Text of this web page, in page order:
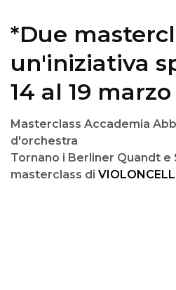
*Due
un'iniziativa
14 al 19
Masterclass Accademia
d'orchestra
Tornano i Berliner Quandt e
masterclass di